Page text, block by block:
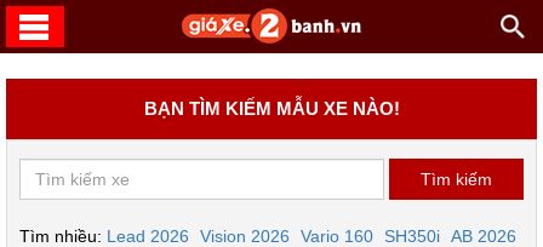
BẠN TÌM KIẾM MẪU XE NÀO!
Tìm nhiều: Lead 2026 Vision 2026 Vario 160 SH350i AB 2026